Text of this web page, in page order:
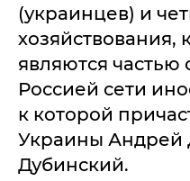
(украинцев) и
хозяйствования,
являются частью
Россией сети
к которой
Украины Андрей
Дубинский.